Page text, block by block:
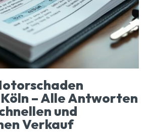
– Alle Antworten
und
Verkauf